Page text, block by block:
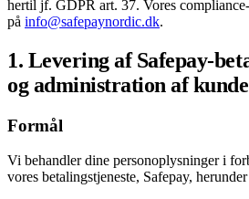
hertil jf. GDPR art. 37. Vores
på info@safepaynordic.dk.
1. Levering af Safepay-
og administration af
Formål
Vi behandler dine personoplysninger i
vores betalingstjeneste, Safepay,